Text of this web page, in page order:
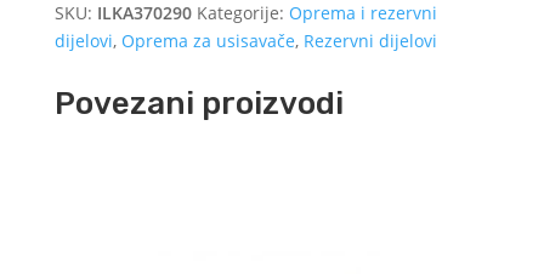
SKU: ILKA370290 Kategorije: Oprema i rezervni
dijelovi, Oprema za usisavače, Rezervni dijelovi
Povezani proizvodi